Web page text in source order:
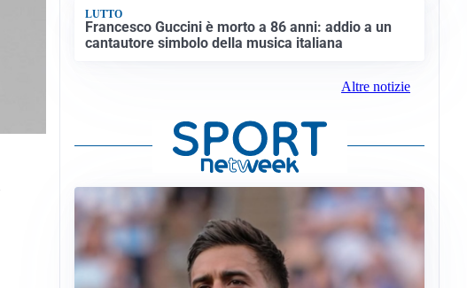
LUTTO
Francesco Guccini è morto a 86 anni: addio a un
cantautore simbolo della musica italiana
Altre notizie